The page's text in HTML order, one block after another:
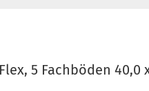
5 Fachböden 40,0